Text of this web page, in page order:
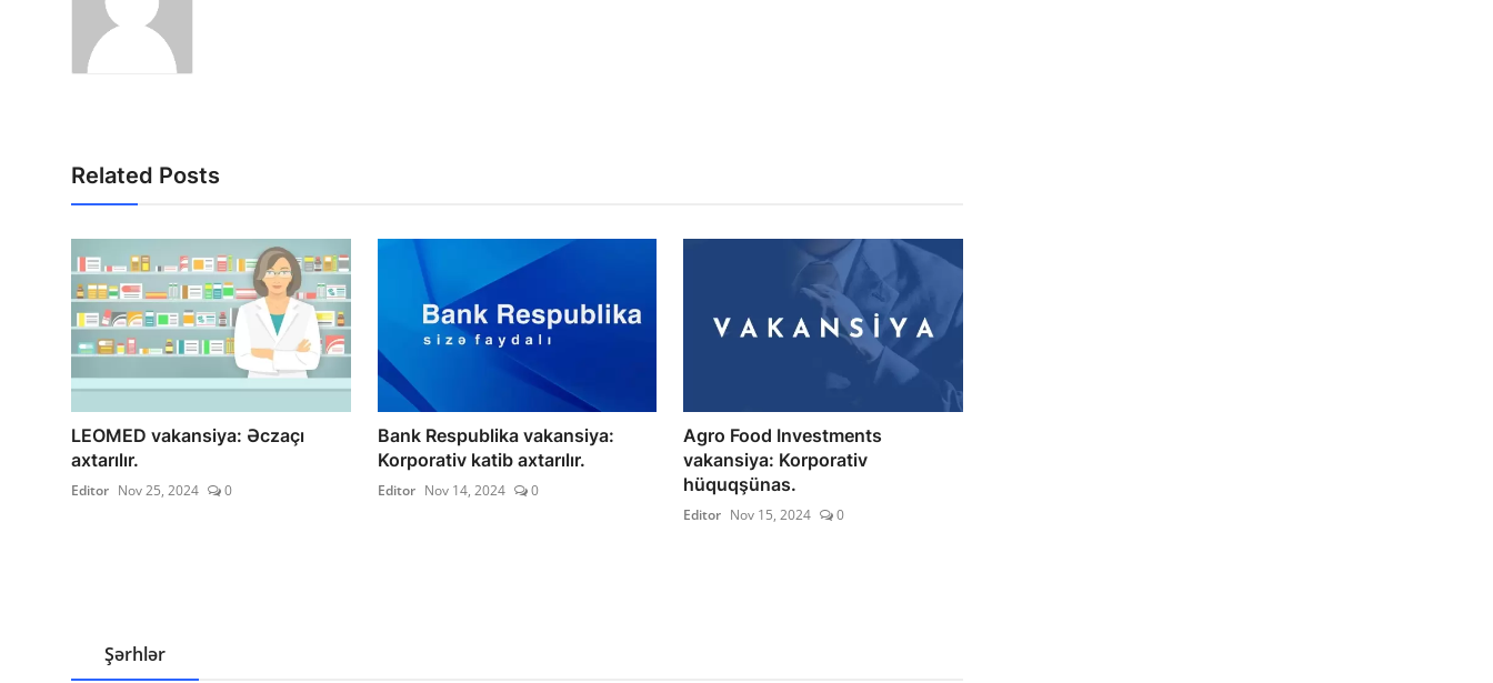
Related Posts
LEOMED vakansiya: Əczaçı
axtarılır.
Editor Nov 25, 2024 0
Bank Respublika vakansiya:
Korporativ katib axtarılır.
Editor Nov 14, 2024 0
Agro Food Investments
vakansiya: Korporativ
hüquqşünas.
Editor Nov 15, 2024 0
Şərhlər